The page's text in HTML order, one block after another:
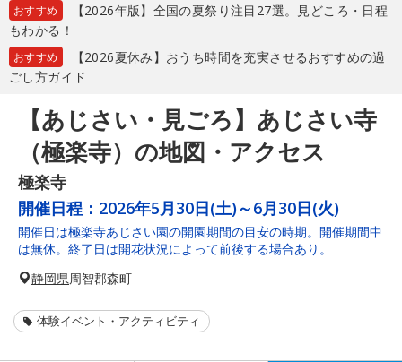
おすすめ
【2026年版】全国の夏祭り注目27選。見どころ・日程
もわかる！
おすすめ
【2026夏休み】おうち時間を充実させるおすすめの過
ごし方ガイド
【あじさい・見ごろ】あじさい寺
（極楽寺）の地図・アクセス
極楽寺
開催日程： 2026年5月30日(土)～6月30日(火)
開催日は極楽寺あじさい園の開園期間の目安の時期。開催期間中
は無休。終了日は開花状況によって前後する場合あり。
静岡県周智郡森町
体験イベント・アクティビティ